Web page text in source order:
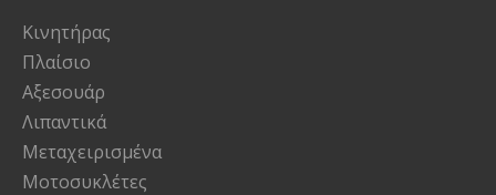
Κινητήρας
Πλαίσιο
Αξεσουάρ
Λιπαντικά
Μεταχειρισμένα
Μοτοσυκλέτες